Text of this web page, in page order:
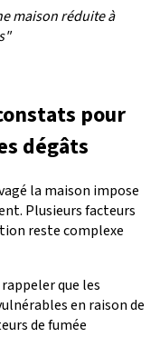
maison réduite à
pour
dégâts
la maison impose
Plusieurs facteurs
reste complexe
que les
en raison de
de fumée